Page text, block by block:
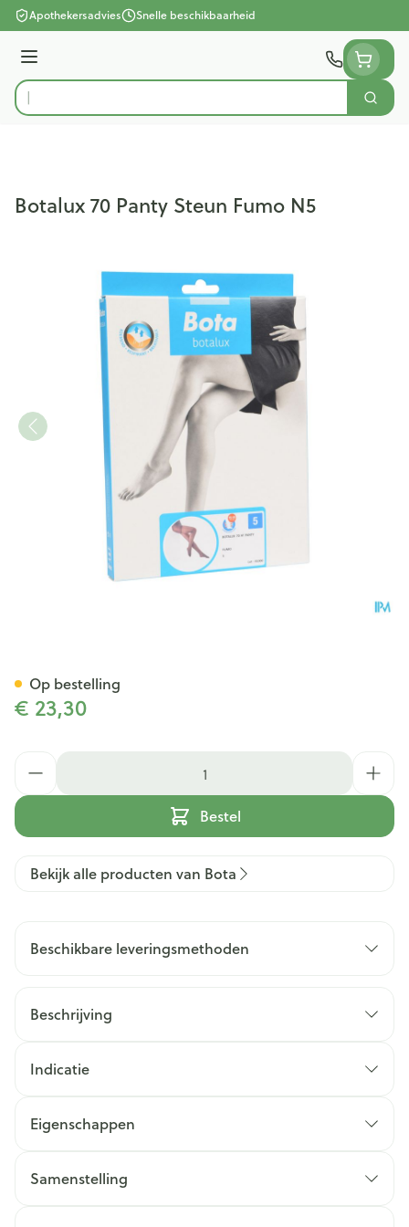
Ga naar de inhoud
Apothekersadvies Snelle beschikbaarheid
Menu
Product, merk, categorie...
Zoek
Botalux 70 Panty Steun Fumo N5
€ 23,30
Bestel
Op bestelling
Bekijk alle producten van Bota
Beschikbare leveringsmethoden
Beschrijving
Indicatie
Eigenschappen
Samenstelling